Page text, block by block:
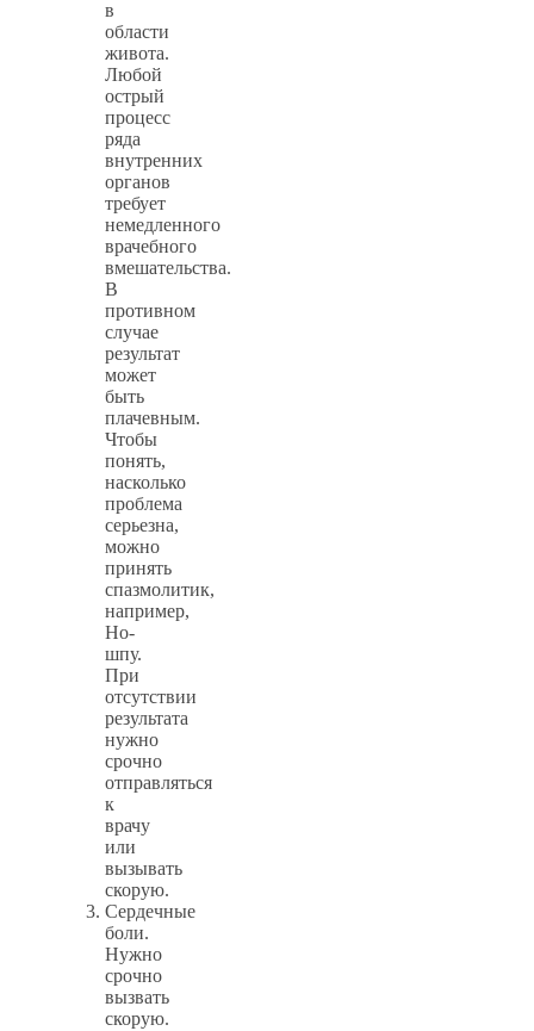
в
области
живота.
Любой
острый
процесс
ряда
внутренних
органов
требует
немедленного
врачебного
вмешательства.
В
противном
случае
результат
может
быть
плачевным.
Чтобы
понять,
насколько
проблема
серьезна,
можно
принять
спазмолитик,
например,
Но-
шпу.
При
отсутствии
результата
нужно
срочно
отправляться
к
врачу
или
вызывать
скорую.
Сердечные
боли.
Нужно
срочно
вызвать
скорую.